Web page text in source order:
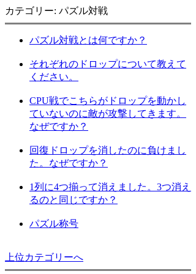
カテゴリー: パズル対戦
パズル対戦とは何ですか？
それぞれのドロップについて教えて
ください。
CPU戦でこちらがドロップを動かし
ていないのに敵が攻撃してきます。
なぜですか？
回復ドロップを消したのに負けまし
た。なぜですか？
1列に4つ揃って消えました。3つ消え
るのと同じですか？
パズル称号
上位カテゴリーへ